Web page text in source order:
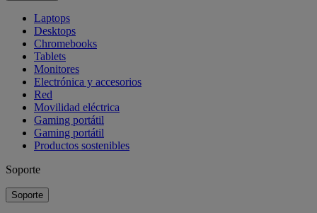
Laptops
Desktops
Chromebooks
Tablets
Monitores
Electrónica y accesorios
Red
Movilidad eléctrica
Gaming portátil
Gaming portátil
Productos sostenibles
Soporte
Soporte